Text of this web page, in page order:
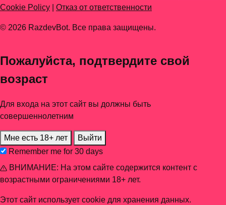
Cookie Policy
Отказ от ответственности
© 2026 RazdevBot. Все права защищены.
Пожалуйста, подтвердите свой
возраст
Для входа на этот сайт вы должны быть
совершеннолетним
Мне есть 18+ лет
Выйти
Remember me for 30 days
ВНИМАНИЕ: На этом сайте содержится контент с
возрастными ограничениями 18+ лет.
Этот сайт использует cookie для хранения данных.